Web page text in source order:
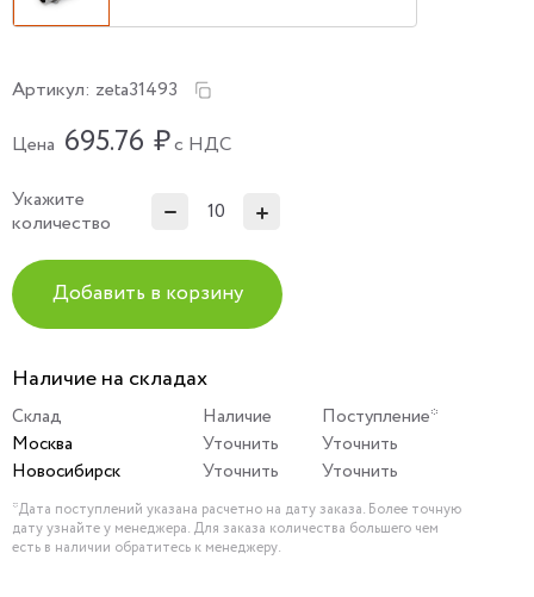
Артикул: zeta31493
Цена 695.76 ₽с НДС
Укажите
количество
Добавить в корзину
Наличие на складах
Склад Наличие
Поступление*
Москва
Уточнить
Уточнить
Новосибирск
Уточнить Уточнить
*Дата поступлений указана расчетно на дату заказа. Более точную
дату узнайте у менеджера. Для заказа количества большего чем
есть в наличии обратитесь к менеджеру.